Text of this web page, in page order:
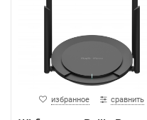
избранное сравнить